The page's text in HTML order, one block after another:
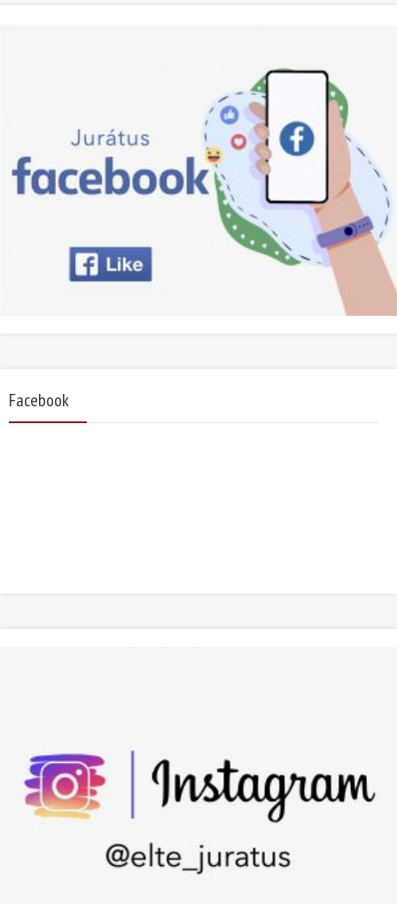
Facebook